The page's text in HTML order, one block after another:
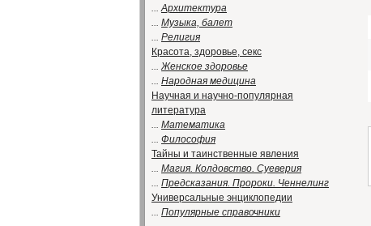
...Архитектура
... Музыка, балет
... Религия
Красота, здоровье, секс
...Женское здоровье
... Народная медицина
Научная и научно-популярная
литература
... Математика
... Философия
Тайны и таинственные явления
... Магия. Колдовство. Суеверия
... Предсказания. Пророки. Ченнелинг
Универсальные энциклопедии
... Популярные справочники